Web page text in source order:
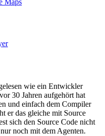
wie ein Entwickler
30 Jahren aufgehört hat
und einfach dem Compiler
er das gleiche mit Source
sich den Source Code nicht
noch mit dem Agenten.